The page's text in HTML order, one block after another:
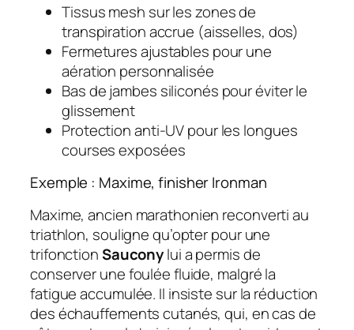
Tissus mesh sur les zones de
transpiration accrue (aisselles, dos)
Fermetures ajustables pour une
aération personnalisée
Bas de jambes siliconés pour éviter le
glissement
Protection anti-UV pour les longues
courses exposées
Exemple : Maxime, finisher Ironman
Maxime, ancien marathonien reconverti au
triathlon, souligne qu’opter pour une
trifonctionSauconylui a permis de
conserver une foulée fluide, malgré la
fatigue accumulée. Il insiste sur la réduction
des échauffements cutanés, qui, en cas de